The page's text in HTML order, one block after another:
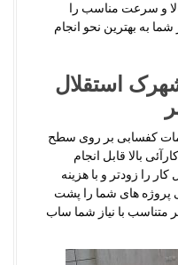
و سرعت مناسب را
به بهترین نحو انجام
استقلال
کفسابی بر روی سطح
بالا قابل انجام
را زودتر و با هزینه
های شما را پشت
با نیاز شما ساب